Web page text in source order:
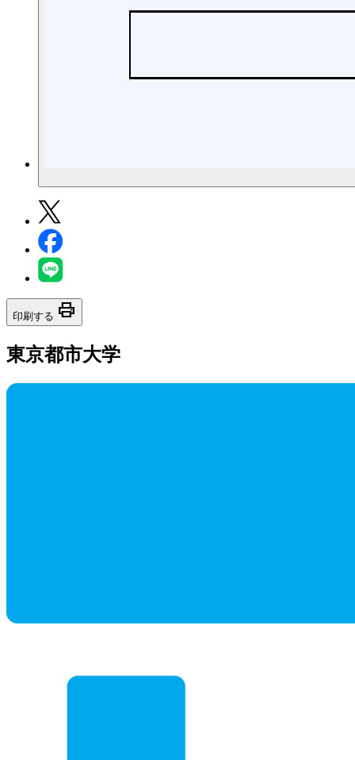
印刷する print
東京都市大学